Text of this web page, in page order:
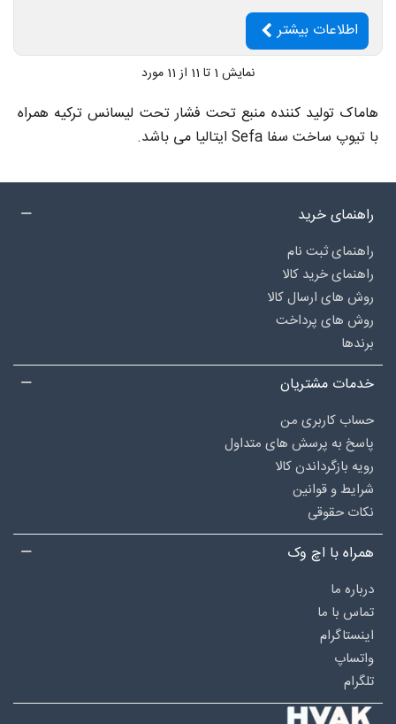
اطلاعات بیشتر
نمایش 1 تا 11 از 11 مورد
هاماک تولید کننده منبع تحت فشار تحت لیسانس ترکیه همراه
با تیوپ ساخت سفا Sefa ایتالیا می باشد.
راهنمای خرید
راهنمای ثبت نام
راهنمای خرید کالا
روش های ارسال کالا
روش های پرداخت
برندها
خدمات مشتریان
حساب کاربری من
پاسخ به پرسش های متداول
رویه بازگرداندن کالا
شرایط و قوانین
نکات حقوقی
همراه با اچ وک
درباره‌ ما
تماس با ما
اینستاگرام
واتساپ
تلگرام